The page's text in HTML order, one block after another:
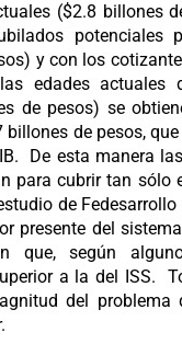
($2.8 billones
potenciales
y con los
edades actuales
de pesos) se
de pesos, que
De esta manera
para cubrir tan sólo
de
presente del
que, según
a la del ISS.
del problema